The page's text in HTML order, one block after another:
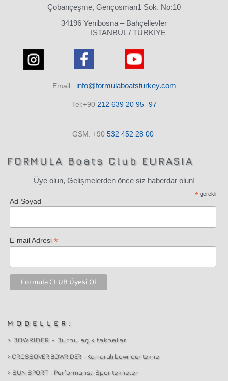
Çobançeşme, Gençosman1 Sok. No:10
34196 Yenibosna – Bahçelievler
ISTANBUL / TÜRKİYE
Email: info@formulaboatsturkey.com
Tel:+90 212 639 20 95 -97
GSM: +90 532 452 28 00
FORMULA Boats Club EURASIA
Üye olun, Gelişmelerden önce siz haberdar olun!
* gerekli
Ad-Soyad
E-mail Adresi*
MODELLER:
> BOWRIDER - Burnu açık tekneler
> CROSSOVER BOWRIDER - Kamaralı bowrider tekne
> SUN SPORT - Performanslı Spor tekneler